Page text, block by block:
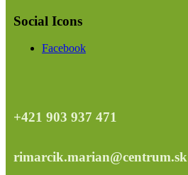
Social Icons
Facebook
+421 903 937 471
rimarcik.marian@centrum.sk